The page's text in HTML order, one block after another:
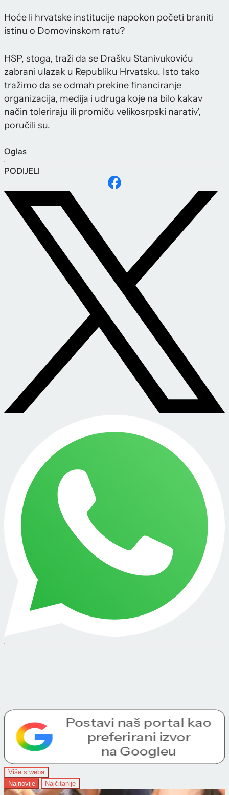
Hoće li hrvatske institucije napokon početi braniti
istinu o Domovinskom ratu?
HSP, stoga, traži da se Drašku Stanivukoviću
zabrani ulazak u Republiku Hrvatsku. Isto tako
tražimo da se odmah prekine financiranje
organizacija, medija i udruga koje na bilo kakav
način toleriraju ili promiču velikosrpski narativ',
poručili su.
Oglas
PODIJELI
Više s weba
Najnovije
Najčitanije